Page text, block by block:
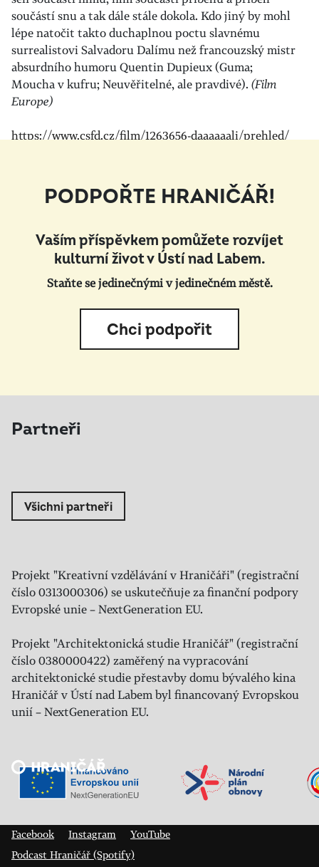
součástí snu a tak dále stále dokola. Kdo jiný by mohl
lépe natočit takto duchaplnou poctu slavnému
surrealistovi Salvadoru Dalímu než francouzský mistr
absurdního humoru Quentin Dupieux (Guma;
Moucha v kufru; Neuvěřitelné, ale pravdivé). (Film
Europe)
https://www.csfd.cz/film/1263656-daaaaaali/prehled/
PODPOŘTE HRANIČÁŘ!
Vaším příspěvkem pomůžete rozvíjet
kulturní život v Ústí nad Labem.
Staňte se jedinečnými v jedinečném městě.
Chci podpořit
Partneři
Všichni partneři
Projekt "Kreativní vzdělávání v Hraničáři" (registrační
číslo 0313000306) se uskutečňuje za finanční podpory
Evropské unie – NextGeneration EU.
Projekt "Architektonická studie Hraničář" (registrační
číslo 0380000422) zaměřený na vypracování
architektonické studie přestavby domu bývalého kina
Hraničář v Ústí nad Labem byl financovaný Evropskou
unií – NextGeneration EU.
Veřejný sál Hraničář, spolek
Facebook
Instagram
YouTube
Podcast Hraničář (Spotify)